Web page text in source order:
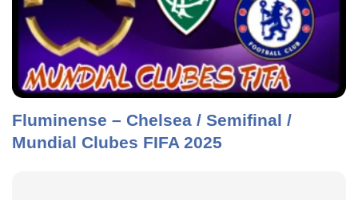
Fluminense – Chelsea / Semifinal /
Mundial Clubes FIFA 2025